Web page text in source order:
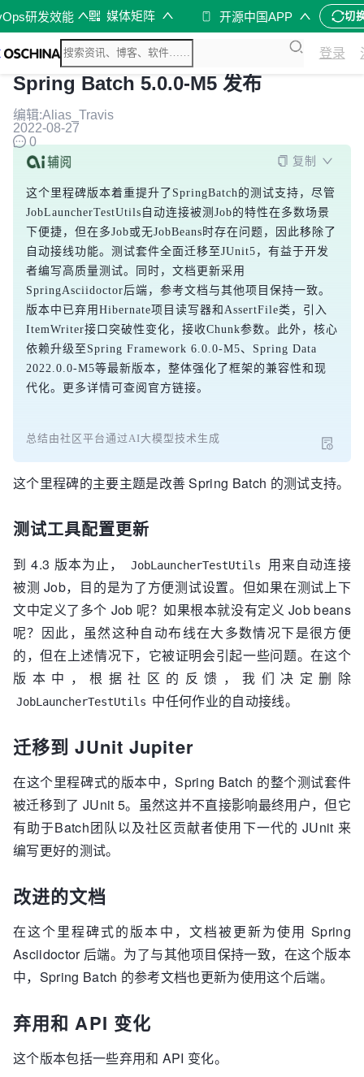
研发效能 媒体矩阵 开源中国APP 切
登录
Spring Batch 5.0.0-M5 发布
编辑:Alias_Travis
2022-08-27
0
复制
这个里程碑版本着重提升了SpringBatch的测试支持，尽管
JobLauncherTestUtils自动连接被测Job的特性在多数场景
下便捷，但在多Job或无JobBeans时存在问题，因此移除了
自动接线功能。测试套件全面迁移至JUnit5，有益于开发
者编写高质量测试。同时，文档更新采用
SpringAsciidoctor后端，参考文档与其他项目保持一致。
版本中已弃用Hibernate项目读写器和AssertFile类，引入
ItemWriter接口突破性变化，接收Chunk参数。此外，核心
依赖升级至Spring Framework 6.0.0-M5、Spring Data
2022.0.0-M5等最新版本，整体强化了框架的兼容性和现
代化。更多详情可查阅官方链接。
总结由社区平台通过AI大模型技术生成
这个里程碑的主要主题是改善 Spring Batch 的测试支持。
测试工具配置更新
到 4.3 版本为止， JobLauncherTestUtils
用来自动连接
被测 Job，目的是为了方便测试设置。但如果在测试上下
文中定义了多个 Job 呢？如果根本就没有定义 Job beans
呢？因此，虽然这种自动布线在大多数情况下是很方便
的，但在上述情况下，它被证明会引起一些问题。在这个
版本中，根据社区的反馈，我们决定删除
JobLauncherTestUtils 中任何作业的自动接线。
迁移到 JUnit Jupiter
在这个里程碑式的版本中，Spring Batch 的整个测试套件
被迁移到了 JUnit 5。虽然这并不直接影响最终用户，但它
有助于Batch团队以及社区贡献者使用下一代的 JUnit 来
编写更好的测试。
改进的文档
在这个里程碑式的版本中，文档被更新为使用 Spring
Asciidoctor 后端。为了与其他项目保持一致，在这个版本
中，Spring Batch 的参考文档也更新为使用这个后端。
弃用和 API 变化
这个版本包括一些弃用和 API 变化。